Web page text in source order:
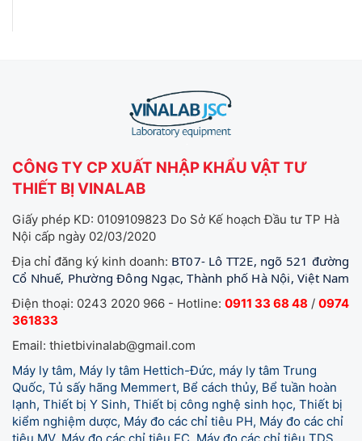
CÔNG TY CP XUẤT NHẬP KHẨU VẬT TƯ
THIẾT BỊ VINALAB
Giấy phép KD: 0109109823 Do Sở Kế hoạch Đầu tư TP Hà
Nội cấp ngày 02/03/2020
Địa chỉ đăng ký kinh doanh: BT07- Lô TT2E, ngõ 521 đường
Cổ Nhuế, Phường Đông Ngạc, Thành phố Hà Nội, Việt Nam
Điện thoại: 0243 2020 966 - Hotline: 0911 33 68 48 / 0974
361833
Email: thietbivinalab@gmail.com
Máy ly tâm, Máy ly tâm Hettich-Đức, máy ly tâm Trung
Quốc, Tủ sấy hãng Memmert, Bể cách thủy, Bể tuần hoàn
lạnh, Thiết bị Y Sinh, Thiết bị công nghệ sinh học, Thiết bị
kiểm nghiệm dược, Máy đo các chỉ tiêu PH, Máy đo các chỉ